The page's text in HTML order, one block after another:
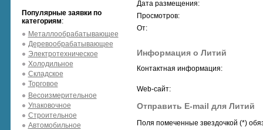
Популярные заявки по
категориям:
Металлообрабатывающее
Деревообрабатывающее
Электротехническое
Холодильное
Складское
Торговое
Весоизмерительное
Упаковочное
Строительное
Автомобильное
Дата размещения:
Просмотров:
От:
Информация о Литий
Контактная информация:
Web-сайт:
Отправить E-mail для Литий
Поля помеченные звездочкой (*)